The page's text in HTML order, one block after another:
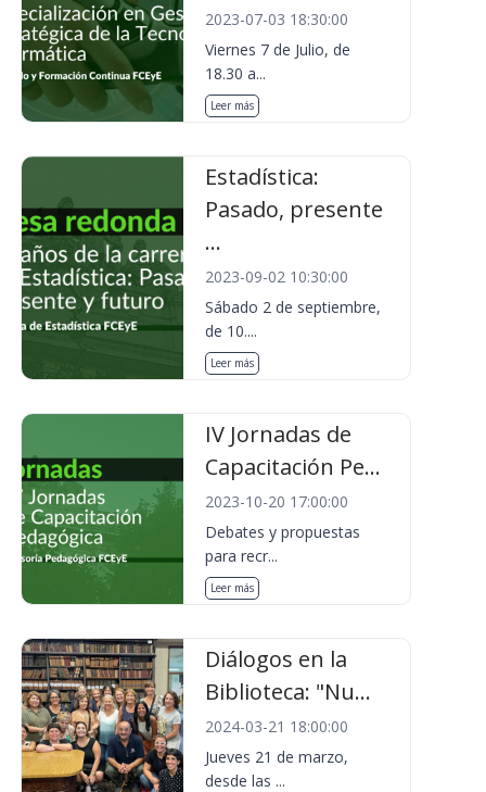
2023-07-03 18:30:00
Viernes 7 de Julio, de
18.30 a...
Leer más
Estadística:
Pasado, presente
...
2023-09-02 10:30:00
Sábado 2 de septiembre,
de 10....
Leer más
IV Jornadas de
Capacitación Pe...
2023-10-20 17:00:00
Debates y propuestas
para recr...
Leer más
Diálogos en la
Biblioteca: "Nu...
2024-03-21 18:00:00
Jueves 21 de marzo,
desde las ...